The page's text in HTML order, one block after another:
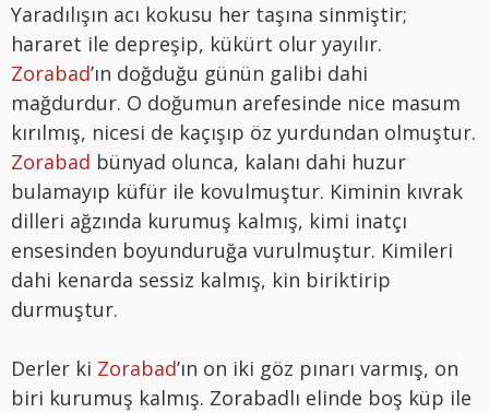
Yaradılışın acı kokusu her taşına sinmiştir;
hararet ile depreşip, kükürt olur yayılır.
Zorabad’ın doğduğu günün galibi dahi
mağdurdur. O doğumun arefesinde nice masum
kırılmış, nicesi de kaçışıp öz yurdundan olmuştur.
Zorabad bünyad olunca, kalanı dahi huzur
bulamayıp küfür ile kovulmuştur. Kiminin kıvrak
dilleri ağzında kurumuş kalmış, kimi inatçı
ensesinden boyunduruğa vurulmuştur. Kimileri
dahi kenarda sessiz kalmış, kin biriktirip
durmuştur.
Derler ki Zorabad’ın on iki göz pınarı varmış, on
biri kurumuş kalmış. Zorabadlı elinde boş küp ile